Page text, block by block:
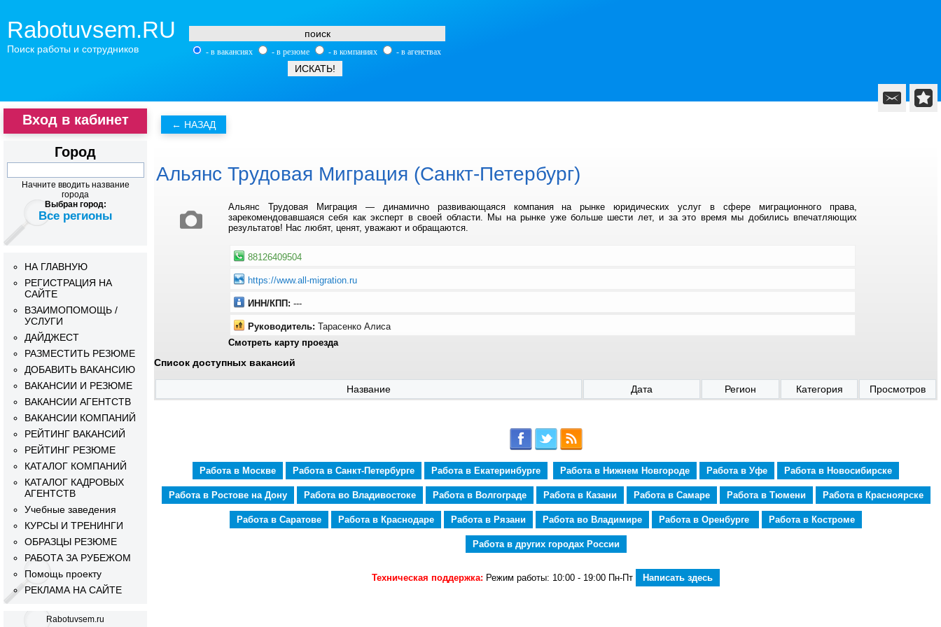
Rabotuvsem.RU
Поиск работы и сотрудников - в вакансиях - в резюме - в компаниях - в агенствах
Альянс Трудовая Миграция (Санкт-Петербург)
Альянс Трудовая Миграция — динамично развивающаяся компания на рынке юридических услуг в сфере миграционного права,
зарекомендовавшаяся себя как эксперт в своей области. Мы на рынке уже больше шести лет, и за это время мы добились впечатляющих
результатов! Нас любят, ценят, уважают и обращаются.
88126409504
https://www.all-migration.ru
ИНН/КПП: ---
Руководитель: Тарасенко Алиса
Смотреть карту проезда
Список доступных вакансий
Название Дата Регион Категория Просмотров
Работа в Москве Работа в Санкт-Петербурге Работа в Екатеринбурге Работа в Нижнем Новгороде Работа в Уфе Работа в Новосибирске
Работа в Ростове на Дону Работа во Владивостоке Работа в Волгограде Работа в Казани Работа в Самаре Работа в Тюмени Работа в Красноярске
Работа в Саратове Работа в Краснодаре Работа в Рязани Работа во Владимире Работа в Оренбурге Работа в Костроме
Работа в других городах России
Техническая поддержка: Режим работы: 10:00 - 19:00 Пн-Пт Написать здесь
Вход в кабинет
Город
Начните вводить название
города
Выбран город:
Все регионы
НА ГЛАВНУЮ
РЕГИСТРАЦИЯ НА
САЙТЕ
ВЗАИМОПОМОЩЬ /
УСЛУГИ
ДАЙДЖЕСТ
РАЗМЕСТИТЬ РЕЗЮМЕ
ДОБАВИТЬ ВАКАНСИЮ
ВАКАНСИИ И РЕЗЮМЕ
ВАКАНСИИ АГЕНТСТВ
ВАКАНСИИ КОМПАНИЙ
РЕЙТИНГ ВАКАНСИЙ
РЕЙТИНГ РЕЗЮМЕ
КАТАЛОГ КОМПАНИЙ
КАТАЛОГ КАДРОВЫХ
АГЕНТСТВ
Учебные заведения
КУРСЫ И ТРЕНИНГИ
ОБРАЗЦЫ РЕЗЮМЕ
РАБОТА ЗА РУБЕЖОМ
Помощь проекту
РЕКЛАМА НА САЙТЕ
Rabotuvsem.ru